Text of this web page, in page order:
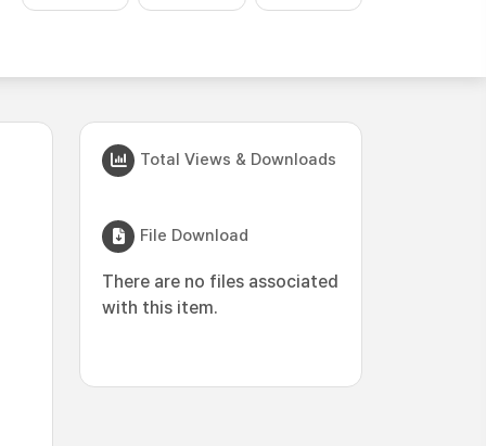
Total Views & Downloads
File Download
There are no files associated
with this item.